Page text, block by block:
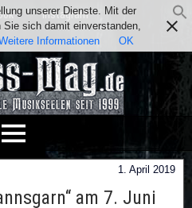
Instagram
1. April 2019
am 7. Juni
unserer Dienste. Mit der
Sie sich damit einverstanden,
Informationen OK